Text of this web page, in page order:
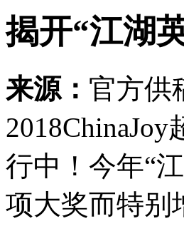
揭开“江湖
来源： 官方供
行中！今年“
项大奖而特别